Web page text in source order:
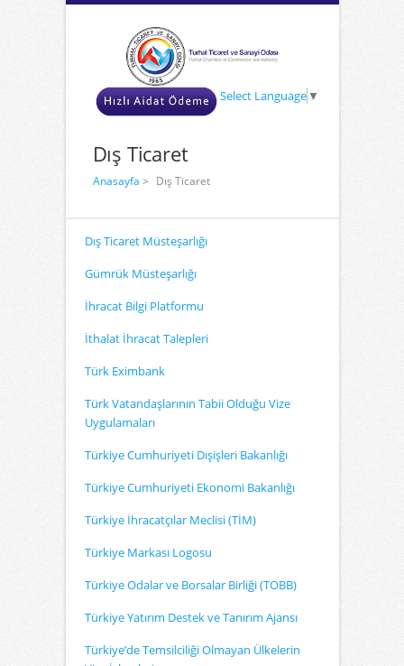
Select Language ▼
Dış Ticaret
Anasayfa > Dış Ticaret
Dış Ticaret Müsteşarlığı
Gümrük Müsteşarlığı
İhracat Bilgi Platformu
İthalat İhracat Talepleri
Türk Eximbank
Türk Vatandaşlarının Tabii Olduğu Vize
Uygulamaları
Türkiye Cumhuriyeti Dışişleri Bakanlığı
Türkiye Cumhuriyeti Ekonomi Bakanlığı
Türkiye İhracatçılar Meclisi (TİM)
Türkiye Markası Logosu
Türkiye Odalar ve Borsalar Birliği (TOBB)
Türkiye Yatırım Destek ve Tanırım Ajansı
Türkiye’de Temsilciliği Olmayan Ülkelerin